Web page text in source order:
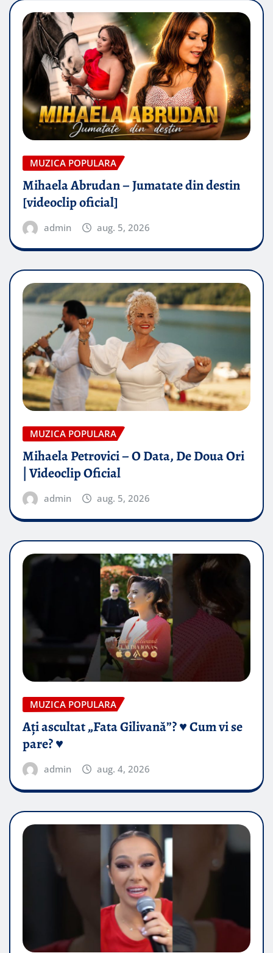
MUZICA POPULARA
Mihaela Abrudan – Jumatate din destin
[videoclip oficial]
admin aug. 5, 2026
MUZICA POPULARA
Mihaela Petrovici – O Data, De Doua Ori
| Videoclip Oficial
admin aug. 5, 2026
MUZICA POPULARA
Ați ascultat „Fata Gilivană”? ♥️ Cum vi se
pare? ♥️
admin aug. 4, 2026